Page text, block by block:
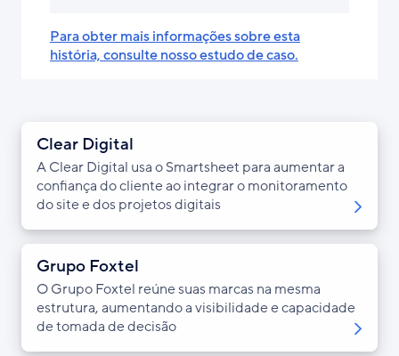
Para obter mais informações sobre esta
história, consulte nosso estudo de caso.
Clear Digital
A Clear Digital usa o Smartsheet para aumentar a
confiança do cliente ao integrar o monitoramento
do site e dos projetos digitais
Grupo Foxtel
O Grupo Foxtel reúne suas marcas na mesma
estrutura, aumentando a visibilidade e capacidade
de tomada de decisão